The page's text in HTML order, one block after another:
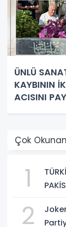
ÜNLÜ
KAYBININ
ACISINI
Çok
1
2